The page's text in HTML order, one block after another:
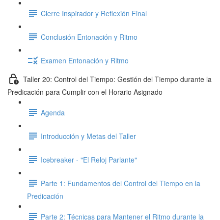
Cierre Inspirador y Reflexión Final
Conclusión Entonación y Ritmo
Examen Entonación y Ritmo
Taller 20: Control del Tiempo: Gestión del Tiempo durante la
Predicación para Cumplir con el Horario Asignado
Agenda
Introducción y Metas del Taller
Icebreaker - "El Reloj Parlante"
Parte 1: Fundamentos del Control del Tiempo en la
Predicación
Parte 2: Técnicas para Mantener el Ritmo durante la